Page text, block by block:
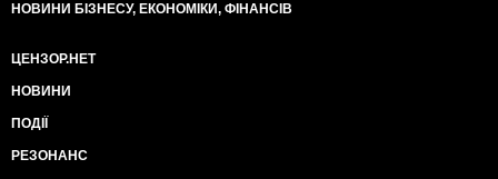
НОВИНИ БІЗНЕСУ, ЕКОНОМІКИ, ФІНАНСІВ
ЦЕНЗОР.НЕТ
НОВИНИ
ПОДІЇ
РЕЗОНАНС